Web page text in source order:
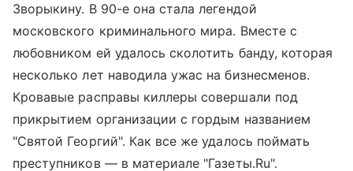
Зворыкину. В 90-е она стала легендой
московского криминального мира. Вместе с
любовником ей удалось сколотить банду, которая
несколько лет наводила ужас на бизнесменов.
Кровавые расправы киллеры совершали под
прикрытием организации с гордым названием
"Святой Георгий". Как все же удалось поймать
преступников — в материале "Газеты.Ru".